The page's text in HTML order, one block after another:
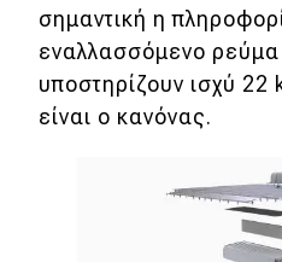
σημαντική η
εναλλασσόμενο
υποστηρίζουν ισχύ 22
είναι ο κανόνας.